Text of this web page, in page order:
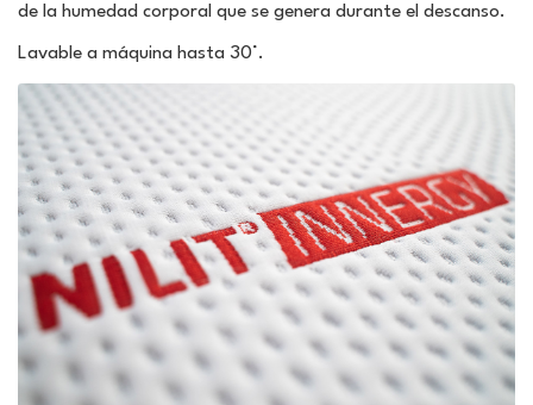
de la humedad corporal que se genera durante el descanso.
Lavable a máquina hasta 30°.